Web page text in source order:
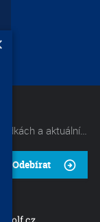
Mějte neustále přehled o těch nejlepších nabídkách a aktuálních akcích od naší společnosti. Začněte odebírat náš občasný zpravodaj.
Odebírat